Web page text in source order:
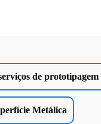
de
Metálica